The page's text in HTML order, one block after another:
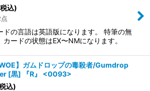
込)
ドの言語は英語版になります。 特筆の無
カードの状態はEX〜NMになります。
WOE】ガムドロップの毒殺者/Gumdrop
[黒] 『R』 <0093>
込)